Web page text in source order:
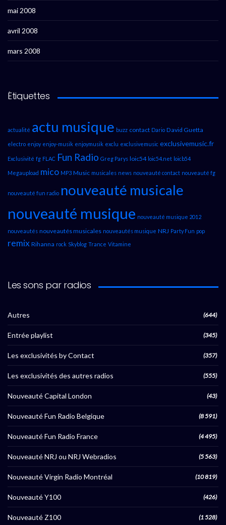
mai 2008
avril 2008
mars 2008
Étiquettes
actualité actu musique buzz contact Dario David Guetta
electro enjoy enjoy-musik enjoymusik exclu exclusivemusic exclusivemusic.fr
Exclusivité fg FLAC Fun Radio Greg Parys loic54 loic54.net loicb54
Megaupload mico MP3 Music musicales news nouveauté contact nouveauté fg
nouveauté fun radio nouveauté musicale
nouveauté musique nouveauté musique 2012
nouveautés nouveautés musicales nouveautés musique NRJ Party Fun pop
remix Rihanna rock Skyblog Trance Vitamine
Les sons par radios
Autres (644)
Entrée playlist (345)
Les exclusivités by Contact (357)
Les exclusivités des autres radios (555)
Nouveauté Capital London (43)
Nouveauté Fun Radio Belgique (8 591)
Nouveauté Fun Radio France (4 495)
Nouveauté NRJ ou NRJ Webradios (5 563)
Nouveauté Virgin Radio Montréal (10 819)
Nouveauté Y100 (426)
Nouveauté Z100 (1 528)